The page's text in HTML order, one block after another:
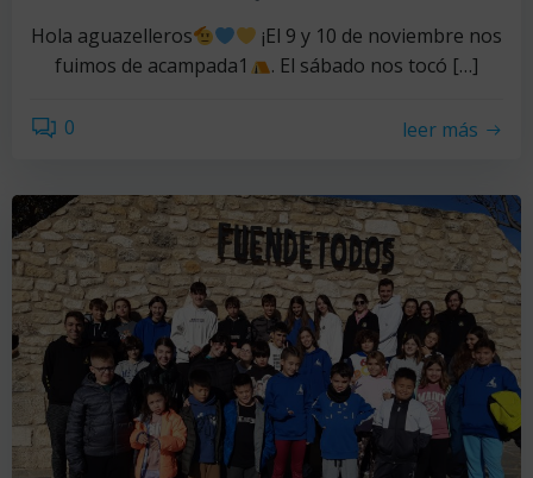
Hola aguazelleros
¡El 9 y 10 de noviembre nos
fuimos de acampada1
. El sábado nos tocó […]
0 leer más